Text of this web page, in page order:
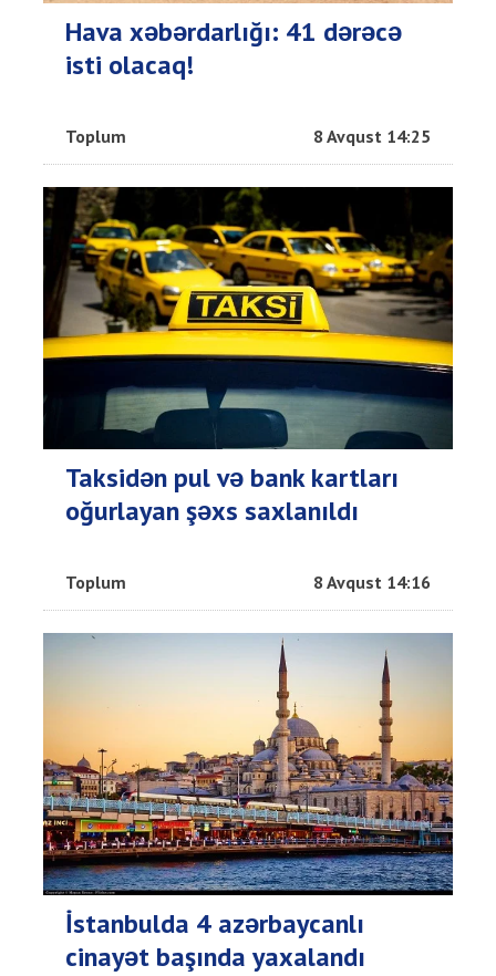
Hava xəbərdarlığı: 41 dərəcə
isti olacaq!
Toplum 8 Avqust 14:25
Taksidən pul və bank kartları
oğurlayan şəxs saxlanıldı
Toplum 8 Avqust 14:16
İstanbulda 4 azərbaycanlı
cinayət başında yaxalandı